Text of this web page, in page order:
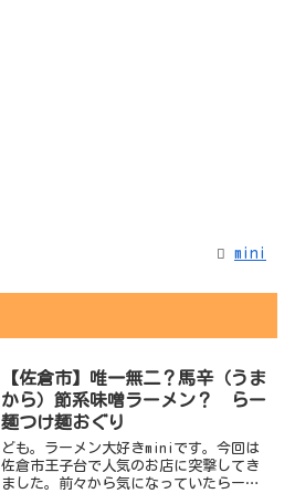
mini
【佐倉市】唯一無二？馬辛（うま
から）節系味噌ラーメン？ らー
麺つけ麺おぐり
ども。ラーメン大好きminiです。今回は
佐倉市王子台で人気のお店に突撃してき
ました。前々から気になっていたらー麺